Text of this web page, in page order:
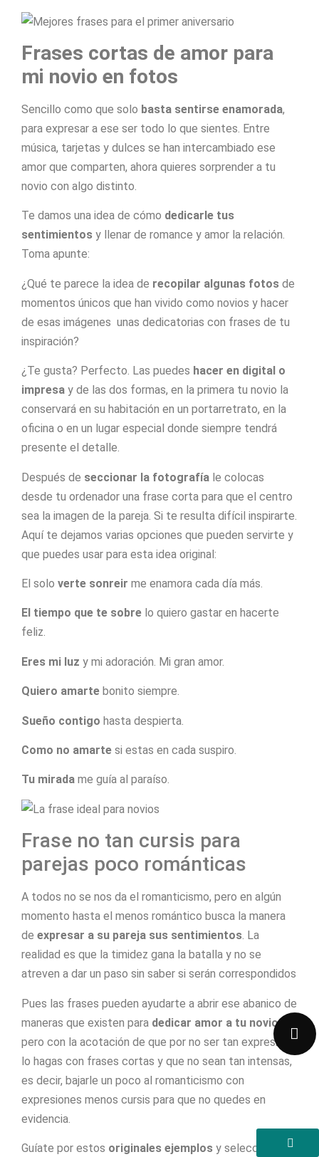
Frases cortas de amor para
mi novio en fotos
Sencillo como que solo basta sentirse enamorada,
para expresar a ese ser todo lo que sientes. Entre
música, tarjetas y dulces se han intercambiado ese
amor que comparten, ahora quieres sorprender a tu
novio con algo distinto.
Te damos una idea de cómo dedicarle tus
sentimientos y llenar de romance y amor la relación.
Toma apunte:
¿Qué te parece la idea de recopilar algunas fotos de
momentos únicos que han vivido como novios y hacer
de esas imágenes unas dedicatorias con frases de tu
inspiración?
¿Te gusta? Perfecto. Las puedes hacer en digital o
impresa y de las dos formas, en la primera tu novio la
conservará en su habitación en un portarretrato, en la
oficina o en un lugar especial donde siempre tendrá
presente el detalle.
Después de seccionar la fotografía le colocas
desde tu ordenador una frase corta para que el centro
sea la imagen de la pareja. Si te resulta difícil inspirarte.
Aquí te dejamos varias opciones que pueden servirte y
que puedes usar para esta idea original:
El solo verte sonreir me enamora cada día más.
El tiempo que te sobre lo quiero gastar en hacerte
feliz.
Eres mi luz y mi adoración. Mi gran amor.
Quiero amarte bonito siempre.
Sueño contigo hasta despierta.
Como no amarte si estas en cada suspiro.
Tu mirada me guía al paraíso.
Frase no tan cursis para
parejas poco románticas
A todos no se nos da el romanticismo, pero en algún
momento hasta el menos romántico busca la manera
de expresar a su pareja sus sentimientos. La
realidad es que la timidez gana la batalla y no se
atreven a dar un paso sin saber si serán correspondidos
Pues las frases pueden ayudarte a abrir ese abanico de
maneras que existen para dedicar amor a tu novio,
pero con la acotación de que por no ser tan expresivos
lo hagas con frases cortas y que no sean tan intensas,
es decir, bajarle un poco al romanticismo con
expresiones menos cursis para que no quedes en
evidencia.
Guíate por estos originales ejemplos y selecciona la